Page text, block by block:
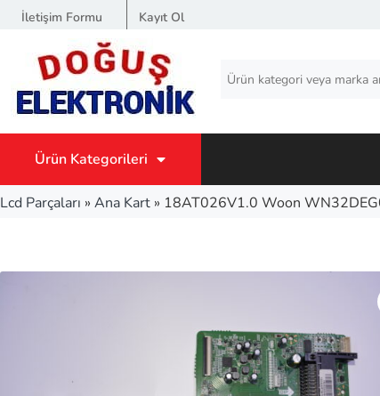
İletişim Formu Kayıt Ol
Ürün Kategorileri
Lcd Parçaları » Ana Kart » 18AT026V1.0 Woon